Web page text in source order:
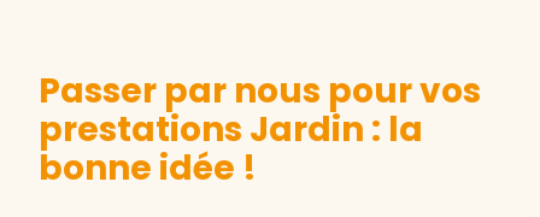
Passer par nous pour vos
prestations Jardin : la
bonne idée !